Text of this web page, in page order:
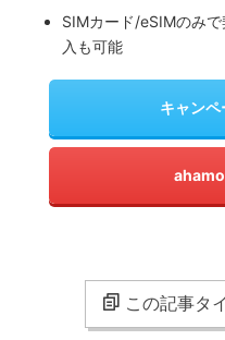
SIMカード/eSIMのみ
入も可能
キャン
この記事タ